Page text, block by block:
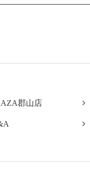
郡山店 
